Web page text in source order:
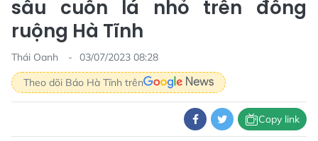
sâu cuốn lá nhỏ trên đồng
ruộng Hà Tĩnh
Thái Oanh
03/07/2023 08:28
Theo dõi Báo Hà Tĩnh trên
Copy link